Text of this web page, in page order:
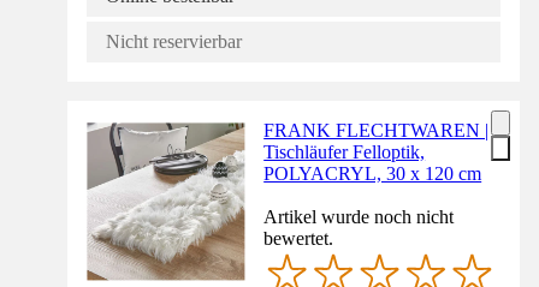
Nicht reservierbar
FRANK FLECHTWAREN |
Tischläufer Felloptik,
POLYACRYL, 30 x 120 cm
Artikel wurde noch nicht
bewertet.